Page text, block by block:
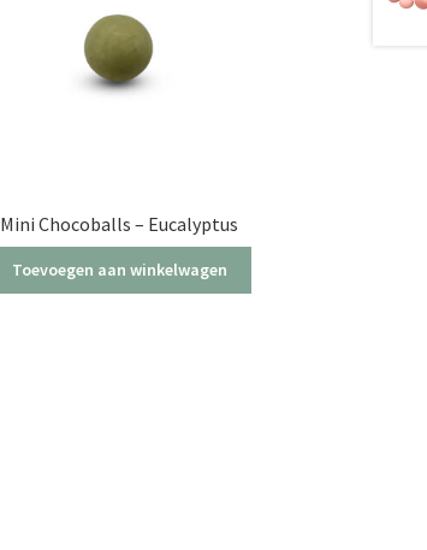
Mini Chocoballs – Eucalyptus
Toevoegen aan winkelwagen